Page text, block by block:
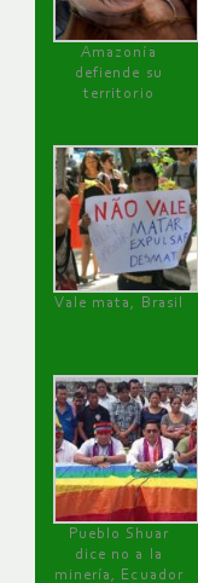
Amazonía
defiende su
territorio
Vale mata, Brasil
Pueblo Shuar
dice no a la
minería, Ecuador